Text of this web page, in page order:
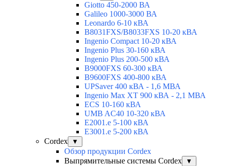
Giotto 450-2000 ВА
Galileo 1000-3000 ВА
Leonardo 6-10 кВА
B8031FXS/B8033FXS 10-20 кВА
Ingenio Compact 10-20 кВА
Ingenio Plus 30-160 кВА
Ingenio Plus 200-500 кВА
B9000FXS 60-300 кВА
B9600FXS 400-800 кВА
UPSaver 400 кВА - 1,6 МВА
Ingenio Max XT 900 кВА - 2,1 МВА
ECS 10-160 кВА
UMB AC40 10-320 кВА
E2001.e 5-100 кВА
E3001.e 5-200 кВА
Cordex
▼
Обзор продукции Cordex
Выпрямительные системы Cordex
▼